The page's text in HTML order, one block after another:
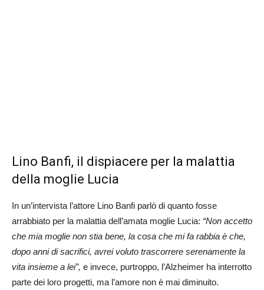
Lino Banfi, il dispiacere per la malattia
della moglie Lucia
In un’intervista l’attore Lino Banfi parlò di quanto fosse
arrabbiato per la malattia dell’amata moglie Lucia: “Non accetto
che mia moglie non stia bene, la cosa che mi fa rabbia è che,
dopo anni di sacrifici, avrei voluto trascorrere serenamente la
vita insieme a lei”, e invece, purtroppo, l’Alzheimer ha interrotto
parte dei loro progetti, ma l’amore non è mai diminuito.